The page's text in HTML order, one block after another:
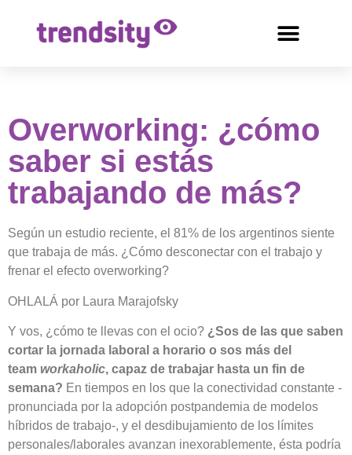
Overworking: ¿cómo
saber si estás
trabajando de más?
Según un estudio reciente, el 81% de los argentinos siente
que trabaja de más. ¿Cómo desconectar con el trabajo y
frenar el efecto overworking?
OHLALÁ por Laura Marajofsky
Y vos, ¿cómo te llevas con el ocio? ¿Sos de las que saben
cortar la jornada laboral a horario o sos más del
team workaholic, capaz de trabajar hasta un fin de
semana? En tiempos en los que la conectividad constante -
pronunciada por la adopción postpandemia de modelos
híbridos de trabajo-, y el desdibujamiento de los límites
personales/laborales avanzan inexorablemente, ésta podría